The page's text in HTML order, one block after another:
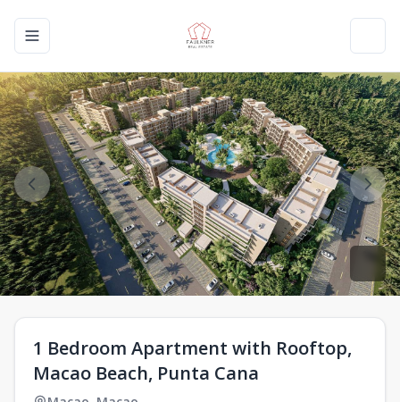
Toggle navigation menu
1 Bedroom Apartment with Rooftop,
Macao Beach, Punta Cana